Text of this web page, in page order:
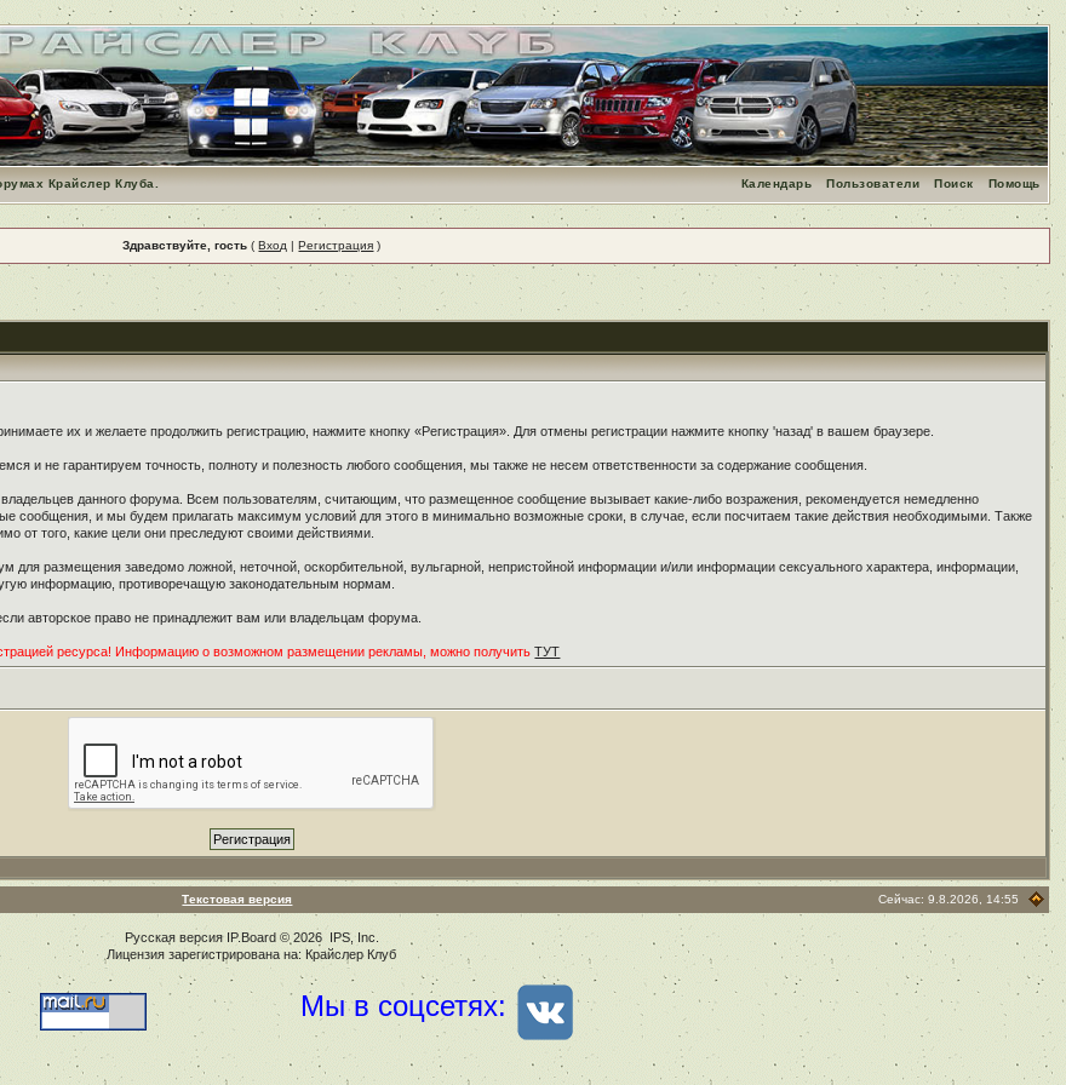
Крайслер Клуба. Помощь
Поиск
Пользователи
Календарь
Здравствуйте, гость (Вход |Регистрация )
их и желаете продолжить регистрацию, нажмите кнопку «Регистрация». Для отмены регистрации нажмите кнопку 'назад' в вашем браузере.
и не гарантируем точность, полноту и полезность любого сообщения, мы также не несем ответственности за содержание сообщения.
данного форума. Всем пользователям, считающим, что размещенное сообщение вызывает какие-либо возражения, рекомендуется немедленно
сообщения, и мы будем прилагать максимум условий для этого в минимально возможные сроки, в случае, если посчитаем такие действия необходимыми. Также
от того, какие цели они преследуют своими действиями.
размещения заведомо ложной, неточной, оскорбительной, вульгарной, непристойной информации и/или информации сексуального характера, информации,
информацию, противоречащую законодательным нормам.
авторское право не принадлежит вам или владельцам форума.
ресурса! Информацию о возможном размещении рекламы, можно получитьТУТ
Текстовая версия Сейчас: 9.8.2026, 14:55
Русская версия IP.Board© 2026 IPS, Inc
Лицензия зарегистрирована на: Крайслер Клуб
Мы в соцсетях: